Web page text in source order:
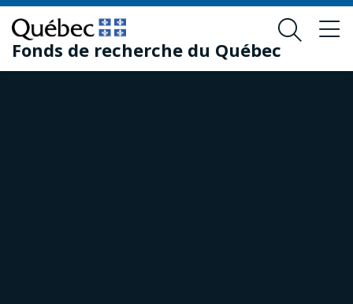
Passer
au
contenu
principal
Passer
au
pied
de
Fonds de recherche du Québec